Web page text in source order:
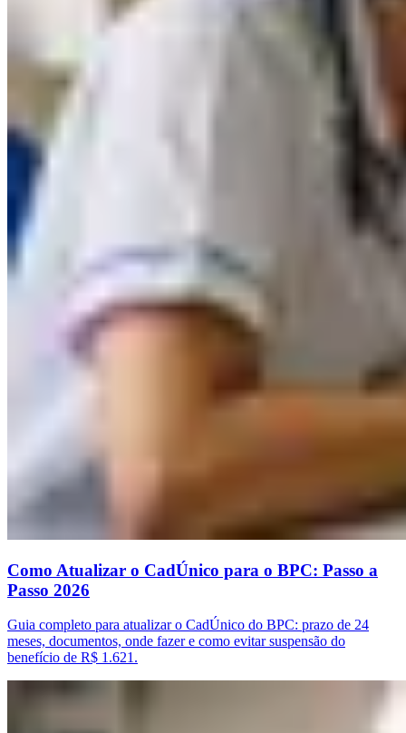
Como Atualizar o CadÚnico para o BPC: Passo a
Passo 2026
Guia completo para atualizar o CadÚnico do BPC: prazo de 24
meses, documentos, onde fazer e como evitar suspensão do
benefício de R$ 1.621.